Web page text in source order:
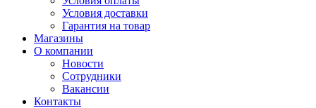
Условия доставки
Гарантия на товар
Магазины
О компании
Новости
Сотрудники
Вакансии
Контакты